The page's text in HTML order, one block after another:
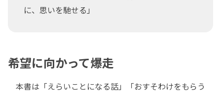
に、思いを馳せる」
希望に向かって爆走
本書は「えらいことになる話」「おすそわけをもらう